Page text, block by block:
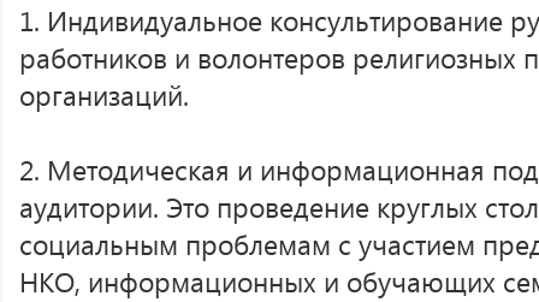
1. Индивидуальное консультирование
работников и волонтеров религиозных
организаций.
2. Методическая и информационная
аудитории. Это проведение круглых
социальным проблемам с участием
НКО, информационных и обучающих